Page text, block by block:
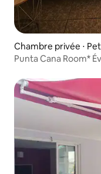
Chambre privée ⋅
Punta Cana Room*